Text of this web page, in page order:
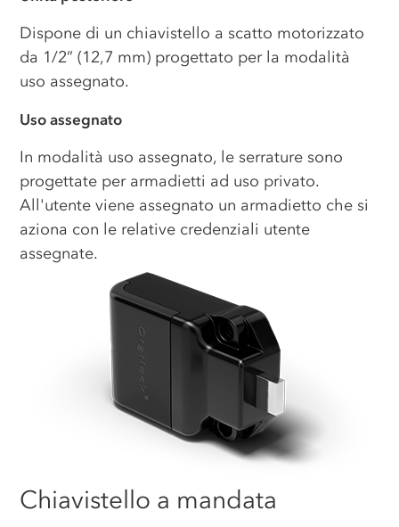
Dispone di un chiavistello a scatto motorizzato
da 1/2” (12,7 mm) progettato per la modalità
uso assegnato.
Uso assegnato
In modalità uso assegnato, le serrature sono
progettate per armadietti ad uso privato.
All'utente viene assegnato un armadietto che si
aziona con le relative credenziali utente
assegnate.
Chiavistello a mandata